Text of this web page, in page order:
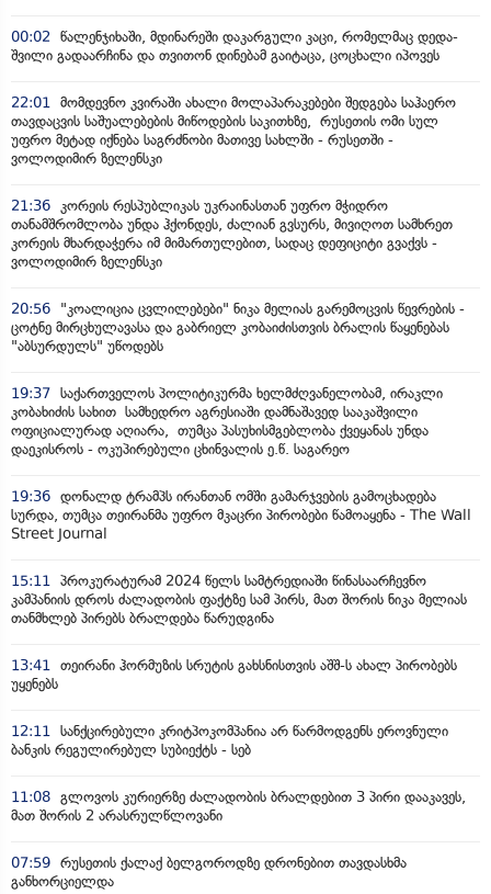
00:02 წალენჯიხაში, მდინარეში დაკარგული კაცი, რომელმაც დედა-
შვილი გადაარჩინა და თვითონ დინებამ გაიტაცა, ცოცხალი იპოვეს
22:01 მომდევნო კვირაში ახალი მოლაპარაკებები შედგება საჰაერო
თავდაცვის საშუალებების მიწოდების საკითხზე, რუსეთის ომი სულ
უფრო მეტად იქნება საგრძნობი მათივე სახლში - რუსეთში -
ვოლოდიმირ ზელენსკი
21:36 კორეის რესპუბლიკას უკრაინასთან უფრო მჭიდრო
თანამშრომლობა უნდა ჰქონდეს, ძალიან გვსურს, მივიღოთ სამხრეთ
კორეის მხარდაჭერა იმ მიმართულებით, სადაც დეფიციტი გვაქვს -
ვოლოდიმირ ზელენსკი
20:56
"კოალიცია ცვლილებები" ნიკა მელიას გარემოცვის წევრების -
ცოტნე მირცხულავასა და გაბრიელ კობაიძისთვის ბრალის წაყენებას
"აბსურდულს" უწოდებს
19:37 საქართველოს პოლიტიკურმა ხელმძღვანელობამ, ირაკლი
კობახიძის სახით სამხედრო აგრესიაში დამნაშავედ სააკაშვილი
ოფიციალურად აღიარა, თუმცა პასუხისმგებლობა ქვეყანას უნდა
დაეკისროს - ოკუპირებული ცხინვალის ე.წ. საგარეო
19:36 დონალდ ტრამპს ირანთან ომში გამარჯვების გამოცხადება
სურდა, თუმცა თეირანმა უფრო მკაცრი პირობები წამოაყენა - The Wall
Street Journal
15:11 პროკურატურამ 2024 წელს სამტრედიაში წინასაარჩევნო
კამპანიის დროს ძალადობის ფაქტზე სამ პირს, მათ შორის ნიკა მელიას
თანმხლებ პირებს ბრალდება წარუდგინა
13:41 თეირანი ჰორმუზის სრუტის გახსნისთვის აშშ-ს ახალ პირობებს
უყენებს
12:11 სანქცირებული კრიტპოკომპანია არ წარმოდგენს ეროვნული
ბანკის რეგულირებულ სუბიექტს - სებ
11:08 გლოვოს კურიერზე ძალადობის ბრალდებით 3 პირი დააკავეს,
მათ შორის 2 არასრულწლოვანი
07:59 რუსეთის ქალაქ ბელგოროდზე დრონებით თავდასხმა
განხორციელდა